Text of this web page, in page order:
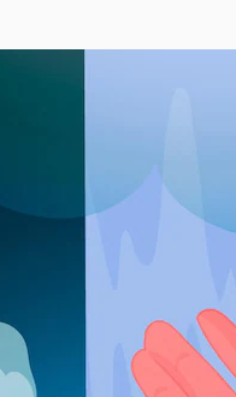
ブ制作を導くためのプラ
AI
AI
ス
ツ